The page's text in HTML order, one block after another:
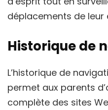
déplacements de leur
Historique de
L’historique de
permet aux parents
complète des sites